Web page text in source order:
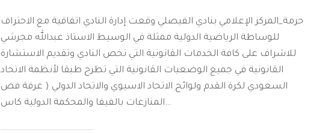
حرمة_المركز الإعلامي بنادي الفيصلي وقعت إدارة النادي اتفاقية مع الاحتراف
للوساطة الرياضية الدولية ممثلة في الوسيط الاستاذ عبدالله مجرشي
للاشراف على كافة الخدمات القانونية التي تخص النادي وتقديم الاستشارة
القانونية في جميع الوضعيات القانونية التي تطرح طبقا لأنظمة الاتحاد
السعودي لكرة القدم ولوائح الاتحاد الاسيوي والاتحاد الدولي ( غرفة فض
المنازعات بالفيفا والمحكمة الدولية كاس…